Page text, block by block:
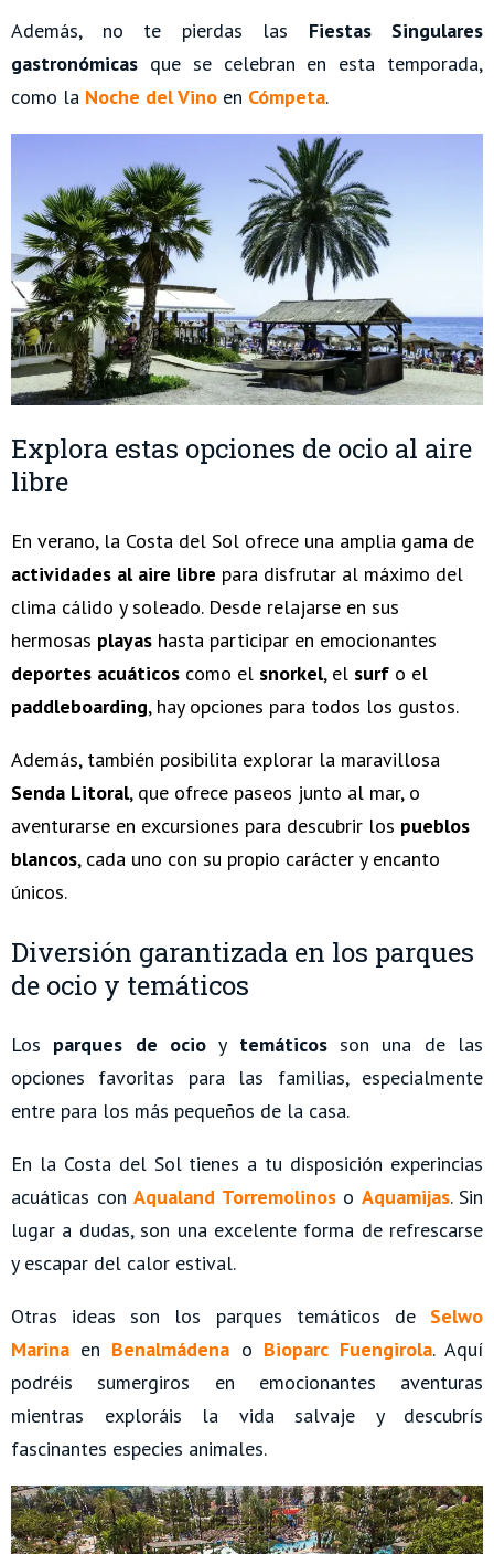
Además, no te pierdas las Fiestas Singulares
gastronómicas que se celebran en esta temporada,
como la Noche del Vino en Cómpeta.
Explora estas opciones de ocio al aire
libre
En verano, la Costa del Sol ofrece una amplia gama de
actividades al aire libre para disfrutar al máximo del
clima cálido y soleado. Desde relajarse en sus
hermosas playas hasta participar en emocionantes
deportes acuáticos como el snorkel, el surf o el
paddleboarding, hay opciones para todos los gustos.
Además, también posibilita explorar la maravillosa
Senda Litoral, que ofrece paseos junto al mar, o
aventurarse en excursiones para descubrir los pueblos
blancos, cada uno con su propio carácter y encanto
únicos.
Diversión garantizada en los parques
de ocio y temáticos
Los parques de ocio y temáticosson una de las
opciones favoritas para las familias, especialmente
entre para los más pequeños de la casa.
En la Costa del Sol tienes a tu disposición experincias
acuáticas con Aqualand Torremolinos o Aquamijas. Sin
lugar a dudas, son una excelente forma de refrescarse
y escapar del calor estival.
Otras ideas son los parques temáticos de Selwo
Marina en Benalmádena o Bioparc Fuengirola. Aquí
podréis sumergiros en emocionantes aventuras
mientras exploráis la vida salvaje y descubrís
fascinantes especies animales.